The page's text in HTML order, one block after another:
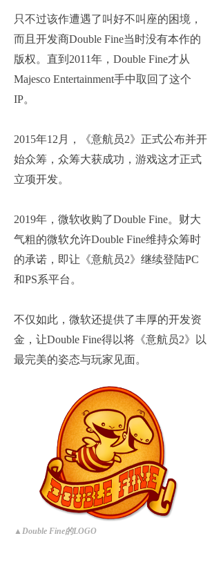
只不过该作遭遇了叫好不叫座的困境，
而且开发商Double Fine当时没有本作的
版权。直到2011年，Double Fine才从
Majesco Entertainment手中取回了这个
IP。
2015年12月，《意航员2》正式公布并开
始众筹，众筹大获成功，游戏这才正式
立项开发。
2019年，微软收购了Double Fine。财大
气粗的微软允许Double Fine维持众筹时
的承诺，即让《意航员2》继续登陆PC
和PS系平台。
不仅如此，微软还提供了丰厚的开发资
金，让Double Fine得以将《意航员2》以
最完美的姿态与玩家见面。
▲Double Fine的LOGO